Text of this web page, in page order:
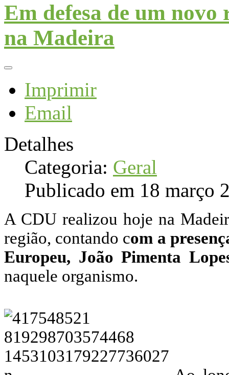
Em defesa de um novo
na Madeira
Imprimir
Email
Detalhes
Categoria: Geral
Publicado em 18 março
A CDU realizou hoje na
região, contando com a
Europeu, João Pimenta
naquele organismo.